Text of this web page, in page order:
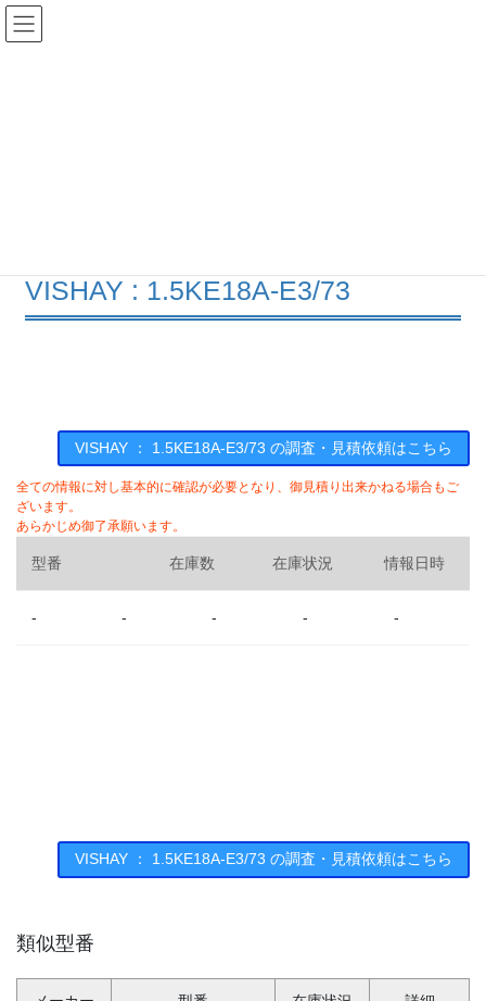
コ
ン
ナ
ビ
VISHAY : 1.5KE18A-E3/73
VISHAY ： 1.5KE18A-E3/73 の調査・見積依頼はこちら
全ての情報に対し基本的に確認が必要となり、御見積り出来かねる場合もご
ざいます。
あらかじめ御了承願います。
型番 在庫数 在庫状況 情報日時
- - - - -
VISHAY ： 1.5KE18A-E3/73 の調査・見積依頼はこちら
類似型番